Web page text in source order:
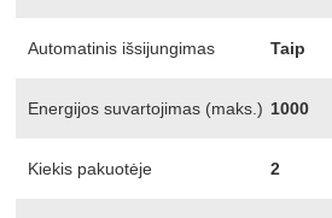
Automatinis išsijungimas Taip
Energijos suvartojimas (maks.) 1000
Kiekis pakuotėje 2